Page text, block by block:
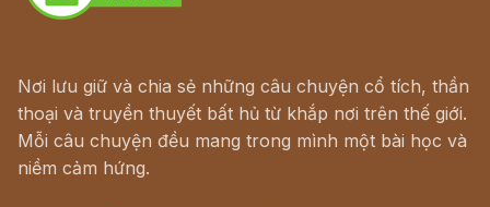
Nơi lưu giữ và chia sẻ những câu chuyện cổ tích, thần
thoại và truyền thuyết bất hủ từ khắp nơi trên thế giới.
Mỗi câu chuyện đều mang trong mình một bài học và
niềm cảm hứng.